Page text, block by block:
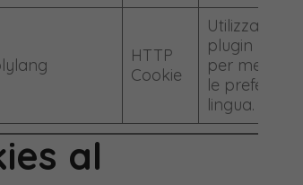
HTTP
Cookie
Utilizzato dal
plugin
per
le
lingua.
al